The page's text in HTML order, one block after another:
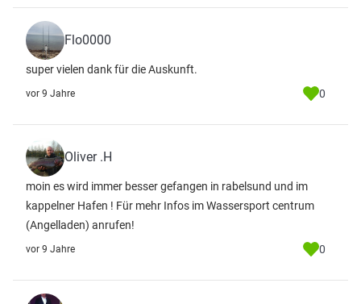
Flo0000
super vielen dank für die Auskunft.
vor 9 Jahre 0
Oliver .H
moin es wird immer besser gefangen in rabelsund und im
kappelner Hafen ! Für mehr Infos im Wassersport centrum
(Angelladen) anrufen!
vor 9 Jahre 0